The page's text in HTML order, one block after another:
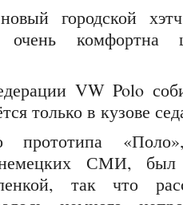
городской
очень комфортна
VW Polo
только в кузове
прототипа «Поло»,
СМИ, был
так что